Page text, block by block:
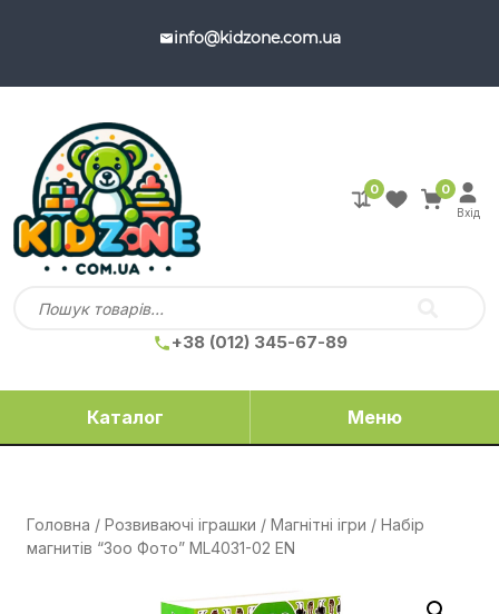
info@kidzone.com.ua
+38 (012) 345-67-89
0 0
Вхід
Каталог Меню
Головна / Розвиваючі іграшки / Магнітні ігри / Набір
магнитів “Зоо Фото” ML4031-02 EN